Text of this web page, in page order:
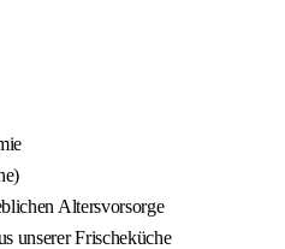
Altersvorsorge
unserer Frischeküche